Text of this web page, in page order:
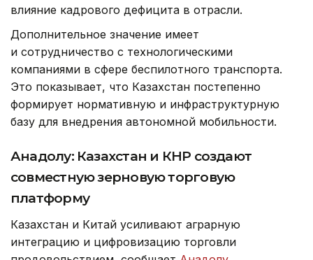
влияние кадрового дефицита в отрасли.
Дополнительное значение имеет
и сотрудничество с технологическими
компаниями в сфере беспилотного транспорта.
Это показывает, что Казахстан постепенно
формирует нормативную и инфраструктурную
базу для внедрения автономной мобильности.
Анадолу: Казахстан и КНР создают
совместную зерновую торговую
платформу
Казахстан и Китай усиливают аграрную
интеграцию и цифровизацию торговли